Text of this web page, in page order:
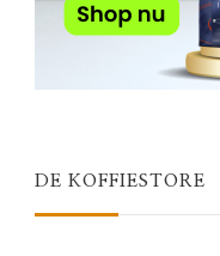
DE KOFFIESTORE